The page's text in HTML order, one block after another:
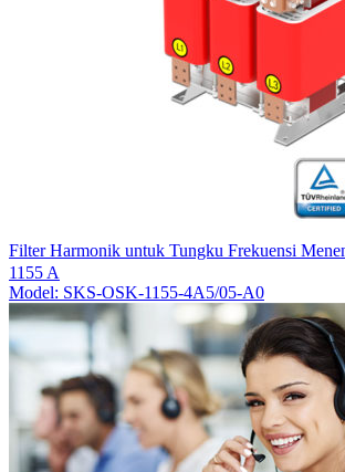
Filter Harmonik untuk Tungku Frekuensi
1155 A
Model: SKS-OSK-1155-4A5/05-A0